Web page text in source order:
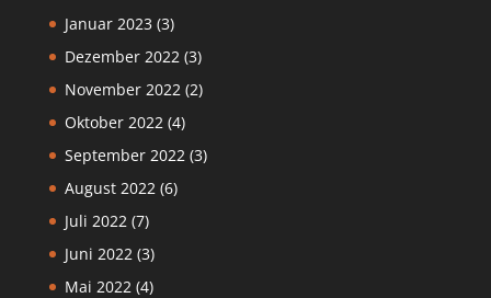
Januar 2023 (3)
Dezember 2022 (3)
November 2022 (2)
Oktober 2022 (4)
September 2022 (3)
August 2022 (6)
Juli 2022 (7)
Juni 2022 (3)
Mai 2022 (4)